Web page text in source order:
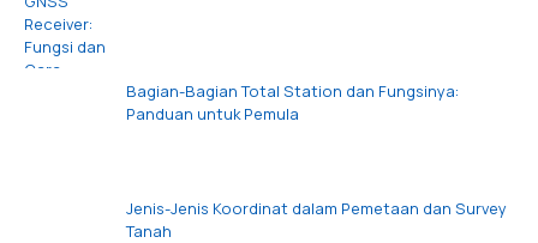
Bagian-Bagian Total Station dan Fungsinya:
Panduan untuk Pemula
Jenis-Jenis Koordinat dalam Pemetaan dan Survey
Tanah